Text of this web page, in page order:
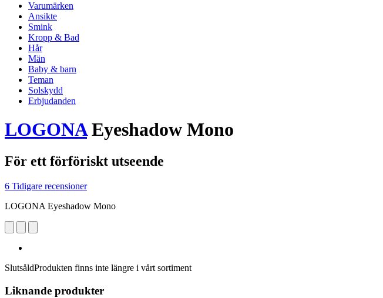
Varumärken
Ansikte
Smink
Kropp & Bad
Hår
Män
Baby & barn
Teman
Solskydd
Erbjudanden
LOGONAEyeshadow Mono
För ett förföriskt utseende
6 Tidigare recensioner
LOGONA Eyeshadow Mono
SlutsåldProdukten finns inte längre i vårt sortiment
Liknande produkter